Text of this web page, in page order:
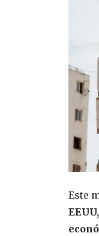
Este
EEUU,